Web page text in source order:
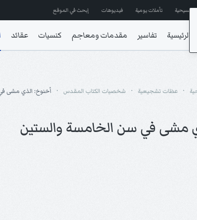
مسيحية تأملات يومية فيديوهات إبحث في الموقع
الرئيسية تفاسير مقدمات ومعاجم كنسيات عقائد
عظات تشجيعية شخصيات الكتاب المقدس أخنوخ: الذي مشى
مشى في سن الخامسة والستين